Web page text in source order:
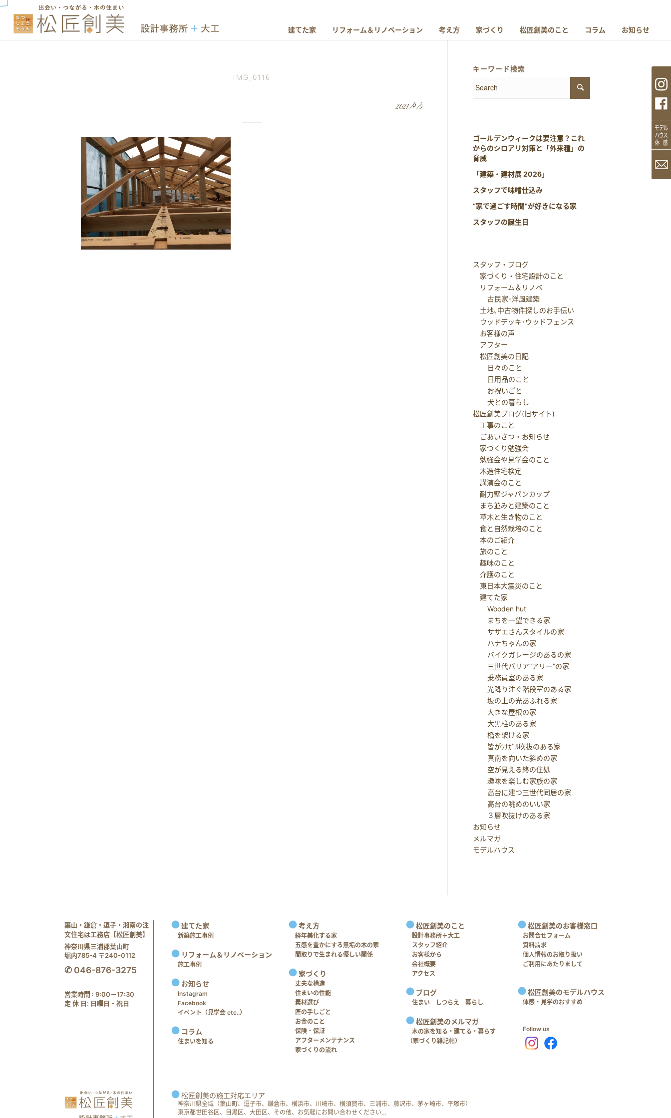
建てた家 リフォーム＆リノベーション 考え方 家づくり 松匠創美のこと コラム お知らせ
IMG_0116
2021/9/5
キーワード検索
ゴールデンウィークは要注意？これ
からのシロアリ対策と「外来種」の
脅威
「建築・建材展 2026」
スタッフで味噌仕込み
“家で過ごす時間”が好きになる家
スタッフの誕生日
スタッフ・ブログ
家づくり・住宅設計のこと
リフォーム＆リノベ
古民家･洋風建築
土地､中古物件探しのお手伝い
ウッドデッキ･ウッドフェンス
お客様の声
アフター
松匠創美の日記
日々のこと
日用品のこと
お祝いごと
犬との暮らし
松匠創美ブログ(旧サイト)
工事のこと
ごあいさつ・お知らせ
家づくり勉強会
勉強会や見学会のこと
木造住宅検定
講演会のこと
耐力壁ジャパンカップ
まち並みと建築のこと
草木と生き物のこと
食と自然栽培のこと
本のご紹介
旅のこと
趣味のこと
介護のこと
東日本大震災のこと
建てた家
Wooden hut
まちを一望できる家
サザエさんスタイルの家
ハナちゃんの家
バイクガレージのあるの家
三世代バリア”アリー”の家
乗務員室のある家
光降り注ぐ階段室のある家
坂の上の光あふれる家
大きな屋根の家
大黒柱のある家
橋を架ける家
皆がﾂﾅｶﾞﾙ吹抜のある家
真南を向いた斜めの家
空が見える終の住処
趣味を楽しむ家族の家
高台に建つ三世代同居の家
高台の眺めのいい家
３層吹抜けのある家
お知らせ
メルマガ
モデルハウス
葉山・鎌倉・逗子・湘南の注
文住宅は工務店【松匠創美】
神奈川県三浦郡葉山町
堀内785-4 〒240-0112
✆ 046-876-3275
営業時間 : 9:00－17:30
定 休 日: 日曜日・祝日
建てた家
新築施工事例
リフォーム＆リノベーション
施工事例
お知らせ
Instagram
Facebook
イベント（見学会 etc..）
コラム
住まいを知る
考え方
経年美化する家
五感を豊かにする無垢の木の家
間取りで生まれる優しい関係
家づくり
丈夫な構造
住まいの性能
素材選び
匠の手しごと
お金のこと
保険・保証
アフターメンテナンス
家づくりの流れ
松匠創美のこと
設計事務所＋大工
スタッフ紹介
お客様から
会社概要
アクセス
ブログ
住まい しつらえ 暮らし
松匠創美のメルマガ
木の家を知る・建てる・暮らす
（家づくり雑記帖）
松匠創美のお客様窓口
お問合せフォーム
資料請求
個人情報のお取り扱い
ご利用にあたりまして
松匠創美のモデルハウス
体感・見学のおすすめ
Follow us
松匠創美の施工対応エリア
神奈川県全域（葉山町、逗子市、鎌倉市、横浜市、川崎市、横須賀市、三浦市、藤沢市、茅ヶ崎市、平塚市）
東京都世田谷区、目黒区、大田区、その他、お気軽にお問い合わせください…